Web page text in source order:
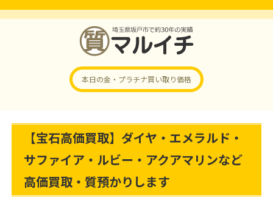
本日の金・プラチナ買い取り価格
【宝石高価買取】ダイヤ・エメラルド・
サファイア・ルビー・アクアマリンなど
高価買取・質預かりします